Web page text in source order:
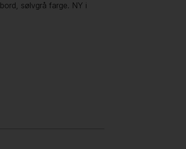
sølvgrå farge. NY i